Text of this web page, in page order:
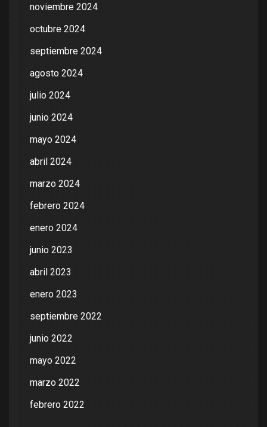
noviembre 2024
octubre 2024
septiembre 2024
agosto 2024
julio 2024
junio 2024
mayo 2024
abril 2024
marzo 2024
febrero 2024
enero 2024
junio 2023
abril 2023
enero 2023
septiembre 2022
junio 2022
mayo 2022
marzo 2022
febrero 2022